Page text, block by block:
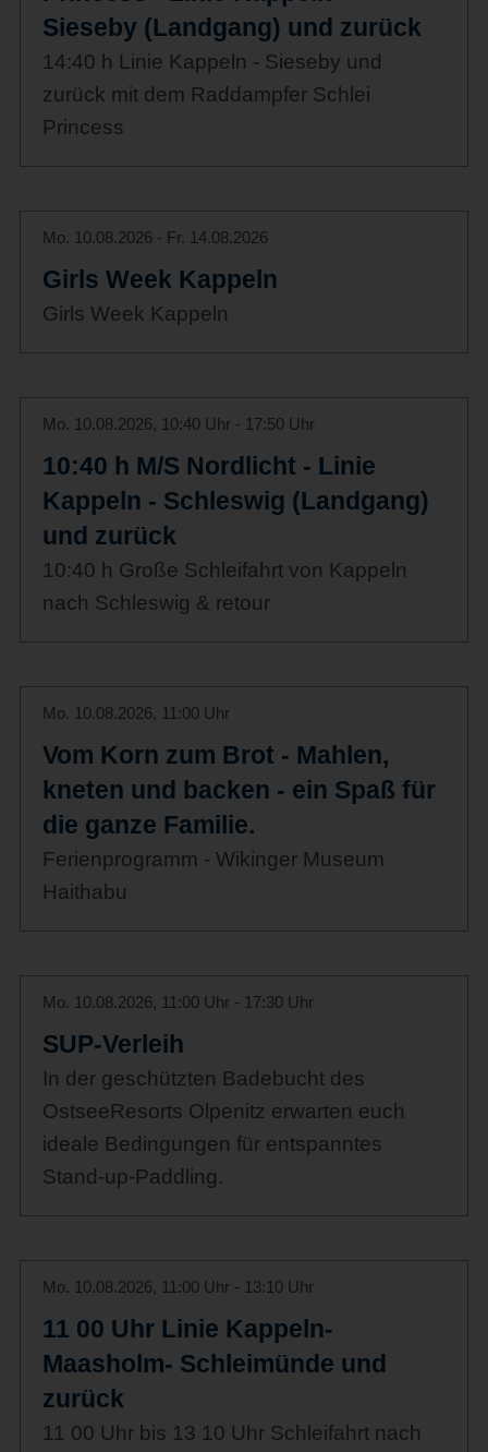
Sieseby (Landgang) und zurück
14:40 h Linie Kappeln - Sieseby und
zurück mit dem Raddampfer Schlei
Princess
Mo. 10.08.2026 - Fr. 14.08.2026
Girls Week Kappeln
Girls Week Kappeln
Mo. 10.08.2026, 10:40 Uhr - 17:50 Uhr
10:40 h M/S Nordlicht - Linie
Kappeln - Schleswig (Landgang)
und zurück
10:40 h Große Schleifahrt von Kappeln
nach Schleswig & retour
Mo. 10.08.2026, 11:00 Uhr
Vom Korn zum Brot - Mahlen,
kneten und backen - ein Spaß für
die ganze Familie.
Ferienprogramm - Wikinger Museum
Haithabu
Mo. 10.08.2026, 11:00 Uhr - 17:30 Uhr
SUP-Verleih
In der geschützten Badebucht des
OstseeResorts Olpenitz erwarten euch
ideale Bedingungen für entspanntes
Stand-up-Paddling.
Mo. 10.08.2026, 11:00 Uhr - 13:10 Uhr
11 00 Uhr Linie Kappeln-
Maasholm- Schleimünde und
zurück
11 00 Uhr bis 13 10 Uhr Schleifahrt nach